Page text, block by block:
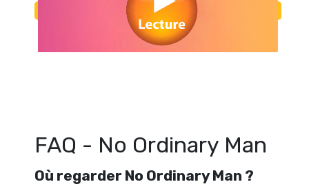
FAQ - No Ordinary Man
Où regarder No Ordinary Man ?